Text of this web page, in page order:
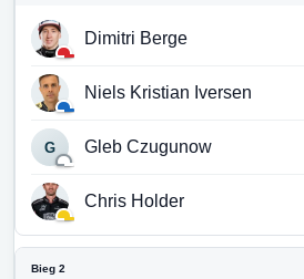
Dimitri Berge
Niels Kristian Iversen
G Gleb Czugunow
Chris Holder
Bieg 2